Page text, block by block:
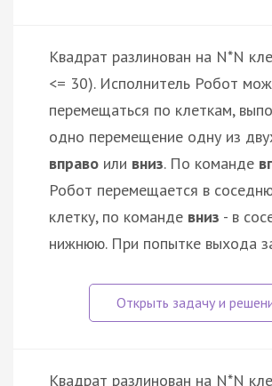
Квадрат разлинован на N*N
<= 30). Исполнитель Робот
перемещаться по клеткам,
одно перемещение одну из
вправо или вниз. По команде
Робот перемещается в
клетку, по команде вниз - в
нижнюю. При попытке выхода
Квадрат разлинован на N*N